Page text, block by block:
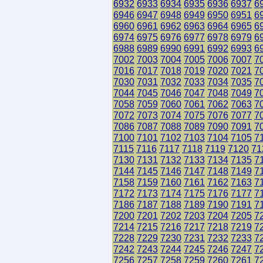
6932 6933 6934 6935 6936 6937
6946 6947 6948 6949 6950 6951
6960 6961 6962 6963 6964 6965
6974 6975 6976 6977 6978 6979
6988 6989 6990 6991 6992 6993
7002 7003 7004 7005 7006 7007
7016 7017 7018 7019 7020 7021
7030 7031 7032 7033 7034 7035
7044 7045 7046 7047 7048 7049
7058 7059 7060 7061 7062 7063
7072 7073 7074 7075 7076 7077
7086 7087 7088 7089 7090 7091
7100 7101 7102 7103 7104 7105
7115 7116 7117 7118 7119 7120
7130 7131 7132 7133 7134 7135
7144 7145 7146 7147 7148 7149
7158 7159 7160 7161 7162 7163
7172 7173 7174 7175 7176 7177
7186 7187 7188 7189 7190 7191
7200 7201 7202 7203 7204 7205
7214 7215 7216 7217 7218 7219
7228 7229 7230 7231 7232 7233
7242 7243 7244 7245 7246 7247
7256 7257 7258 7259 7260 7261